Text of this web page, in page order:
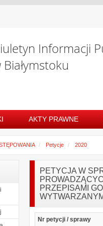
Informacji
Białymstoku
AKTY PRAWNE
Petycje 2020
PETYCJA W
PRZEPISAMI
Nr petycji / sprawy